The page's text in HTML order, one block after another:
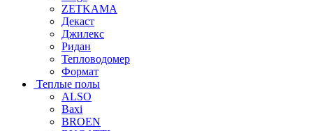
ZETKAMA
Декаст
Джилекс
Ридан
Тепловодомер
Формат
Теплые полы
ALSO
Baxi
BROEN